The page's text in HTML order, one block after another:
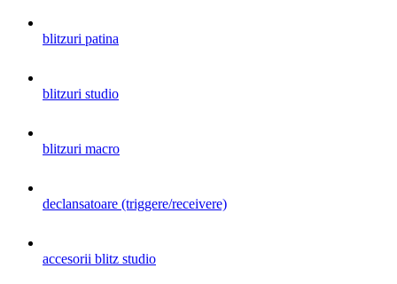
blitzuri patina
blitzuri studio
blitzuri macro
declansatoare (triggere/receivere)
accesorii blitz studio